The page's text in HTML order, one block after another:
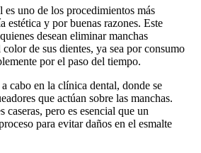
uno de los procedimientos más
estética y por buenas razones. Este
desean eliminar manchas
de sus dientes, ya sea por consumo
por el paso del tiempo.
cabo en la clínica dental, donde se
que actúan sobre las manchas.
caseras, pero es esencial que un
para evitar daños en el esmalte